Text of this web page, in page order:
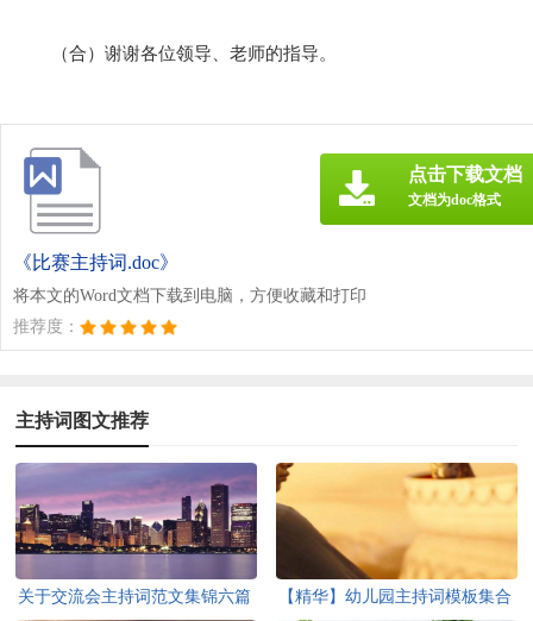
（合）谢谢各位领导、老师的指导。
《比赛主持词.doc》
将本文的Word文档下载到电脑，方便收藏和打印
推荐度：
点击下载文档
文档为doc格式
主持词图文推荐
关于交流会主持词范文集锦六篇
【精华】幼儿园主持词模板集合